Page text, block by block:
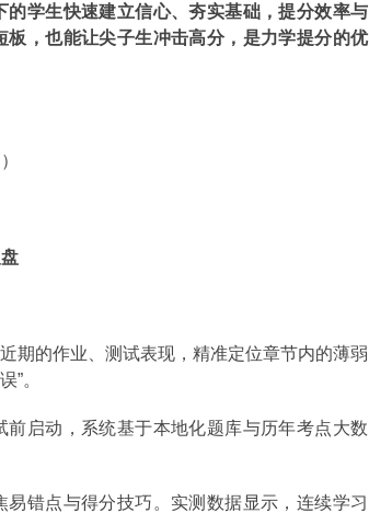
学生快速建立信心、夯实基础，提分效率与
，也能让尖子生冲击高分，是力学提分的优
期的作业、测试表现，精准定位章节内的薄弱
”。
前启动，系统基于本地化题库与历年考点大数
易错点与得分技巧。实测数据显示，连续学习